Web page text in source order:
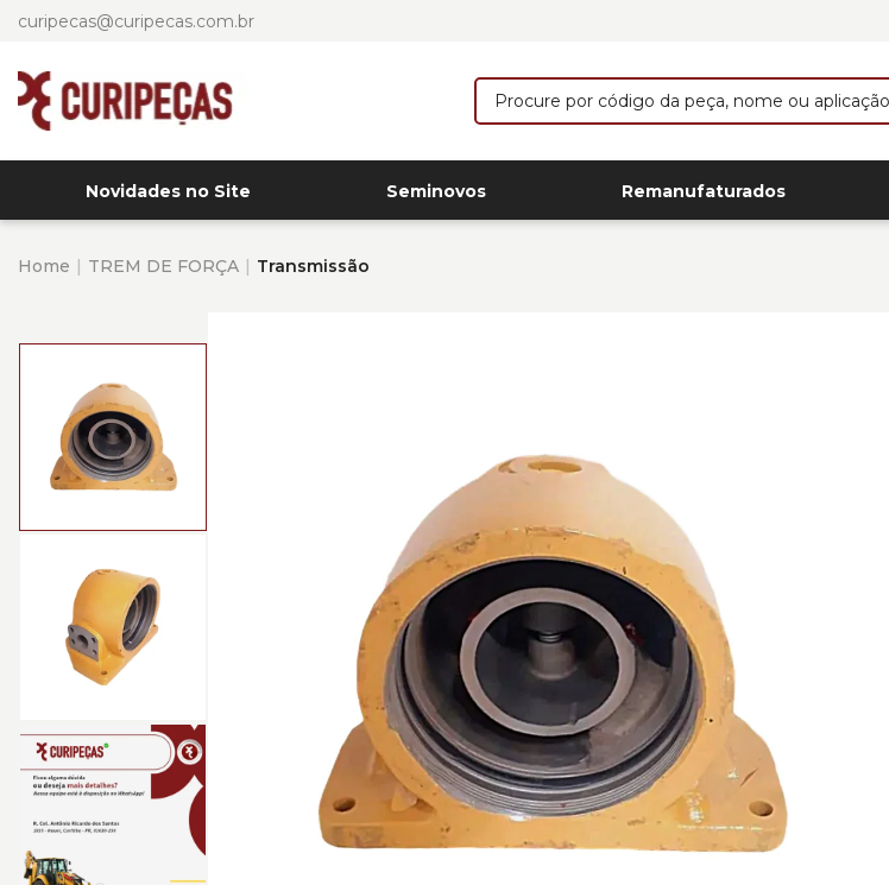
curipecas@curipecas.com.br
Novidades no Site Seminovos Remanufaturados
Home TREM DE FORÇA Transmissão